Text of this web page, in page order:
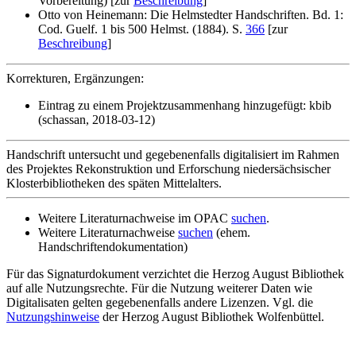
Otto von Heinemann: Die Helmstedter Handschriften. Bd. 1:
Cod. Guelf. 1 bis 500 Helmst. (1884). S. 366 [zur
Beschreibung]
Korrekturen, Ergänzungen:
Eintrag zu einem Projektzusammenhang hinzugefügt: kbib
(schassan, 2018-03-12)
Handschrift untersucht und gegebenenfalls digitalisiert im Rahmen
des Projektes Rekonstruktion und Erforschung niedersächsischer
Klosterbibliotheken des späten Mittelalters.
Weitere Literaturnachweise im OPAC suchen.
Weitere Literaturnachweise suchen (ehem.
Handschriftendokumentation)
Für das Signaturdokument verzichtet die Herzog August Bibliothek
auf alle Nutzungsrechte. Für die Nutzung weiterer Daten wie
Digitalisaten gelten gegebenenfalls andere Lizenzen. Vgl. die
Nutzungshinweise der Herzog August Bibliothek Wolfenbüttel.